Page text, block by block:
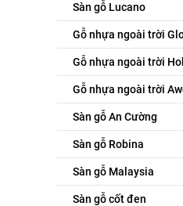
Sàn gỗ Lucano
Gỗ nhựa ngoài trời
Gỗ nhựa ngoài trời
Gỗ nhựa ngoài trời
Sàn gỗ An Cường
Sàn gỗ Robina
Sàn gỗ Malaysia
Sàn gỗ cốt đen